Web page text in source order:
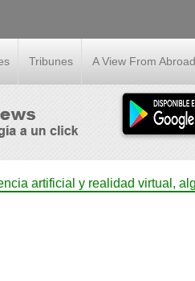
Tribunes A View From Abroad
artificial y realidad virtual,